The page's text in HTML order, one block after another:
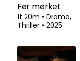
Før mørket
1t 20m • Drama,
Thriller • 2025